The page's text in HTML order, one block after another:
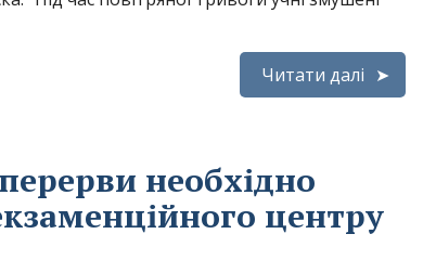
Читати далі
необхідно
центру